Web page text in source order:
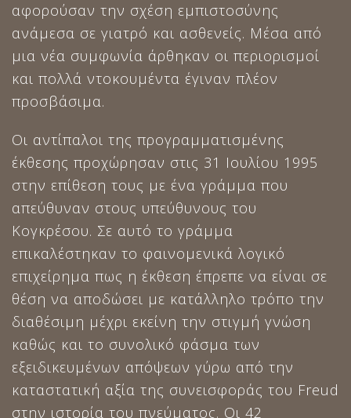
αφορούσαν την σχέση εμπιστοσύνης
ανάμεσα σε γιατρό και ασθενείς. Μέσα από
μια νέα συμφωνία άρθηκαν οι περιορισμοί
και πολλά ντοκουμέντα έγιναν πλέον
προσβάσιμα.
Οι αντίπαλοι της προγραμματισμένης
έκθεσης προχώρησαν στις 31 Ιουλίου 1995
στην επίθεση τους με ένα γράμμα που
απεύθυναν στους υπεύθυνους του
Κογκρέσου. Σε αυτό το γράμμα
επικαλέστηκαν το φαινομενικά λογικό
επιχείρημα πως η έκθεση έπρεπε να είναι σε
θέση να αποδώσει με κατάλληλο τρόπο την
διαθέσιμη μέχρι εκείνη την στιγμή γνώση
καθώς και το συνολικό φάσμα των
εξειδικευμένων απόψεων γύρω από την
καταστατική αξία της συνεισφοράς του Freud
στην ιστορία του πνεύματος. Οι 42